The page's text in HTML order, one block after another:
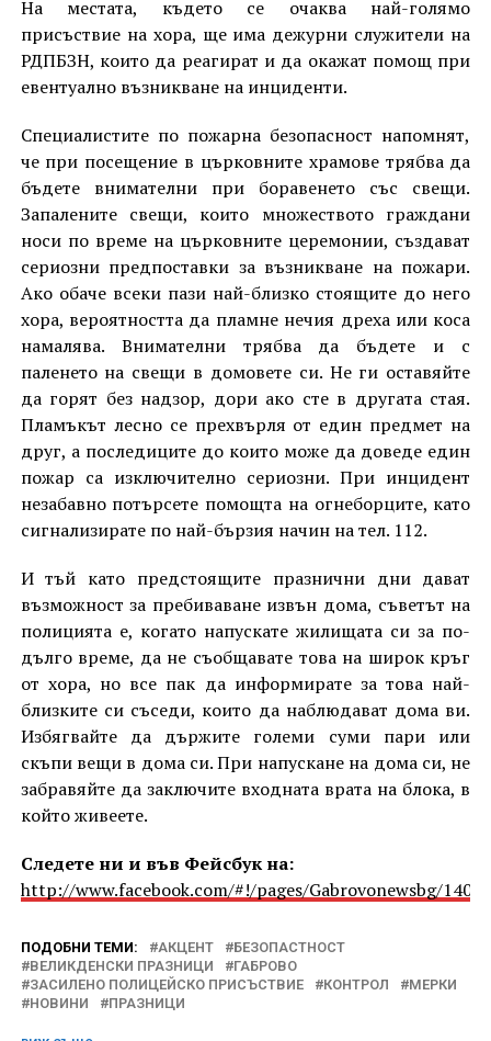
На местата, където се очаква най-голямо
присъствие на хора, ще има дежурни служители на
РДПБЗН, които да реагират и да окажат помощ при
евентуално възникване на инциденти.
Специалистите по пожарна безопасност напомнят,
че при посещение в църковните храмове трябва да
бъдете внимателни при боравенето със свещи.
Запалените свещи, които множеството граждани
носи по време на църковните церемонии, създават
сериозни предпоставки за възникване на пожари.
Ако обаче всеки пази най-близко стоящите до него
хора, вероятността да пламне нечия дреха или коса
намалява. Внимателни трябва да бъдете и с
паленето на свещи в домовете си. Не ги оставяйте
да горят без надзор, дори ако сте в другата стая.
Пламъкът лесно се прехвърля от един предмет на
друг, а последиците до които може да доведе един
пожар са изключително сериозни. При инцидент
незабавно потърсете помощта на огнеборците, като
сигнализирате по най-бързия начин на тел. 112.
И тъй като предстоящите празнични дни дават
възможност за пребиваване извън дома, съветът на
полицията е, когато напускате жилищата си за по-
дълго време, да не съобщавате това на широк кръг
от хора, но все пак да информирате за това най-
близките си съседи, които да наблюдават дома ви.
Избягвайте да държите големи суми пари или
скъпи вещи в дома си. При напускане на дома си, не
забравяйте да заключите входната врата на блока, в
който живеете.
Следете ни и във Фейсбук на:
http://www.facebook.com/#!/pages/Gabrovonewsbg/
ПОДОБНИ ТЕМИ: АКЦЕНТ
БЕЗОПАСТНОСТ
ВЕЛИКДЕНСКИ ПРАЗНИЦИ
ГАБРОВО
ЗАСИЛЕНО ПОЛИЦЕЙСКО ПРИСЪСТВИЕ
КОНТРОЛ
МЕРКИ
НОВИНИ
ПРАЗНИЦИ